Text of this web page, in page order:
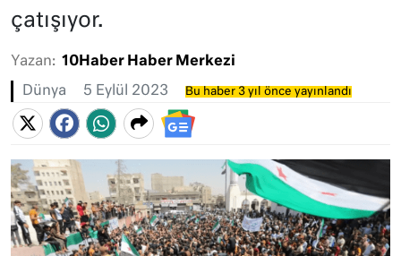
çatışıyor.
Yazan: 10Haber Haber Merkezi
Dünya 5 Eylül 2023 Bu haber 3 yıl önce yayınlandı